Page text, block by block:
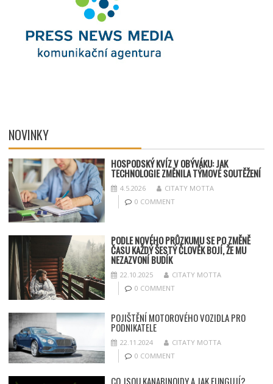
NOVINKY
HOSPODSKÝKVÍZ V OBÝVÁKU: JAK
TECHNOLOGIE ZMĚNILA TÝMOVÉ SOUTĚŽENÍ
4.5.2026
CITATY MOTTA
0 COMMENT
PODLE NOVÉHO PRŮZKUMU SE PO ZMĚNĚ
ČASU KAŽDÝ ŠESTÝ ČLOVĚK BOJÍ, ŽE MU
NEZAZVONÍ BUDÍK
22.10.2025
CITATY MOTTA
0 COMMENT
POJIŠTĚNÍ MOTOROVÉHO VOZIDLA PRO
PODNIKATELE
22.11.2024
CITATY MOTTA
0 COMMENT
CO JSOU KANABINOIDY A JAK FUNGUJÍ?